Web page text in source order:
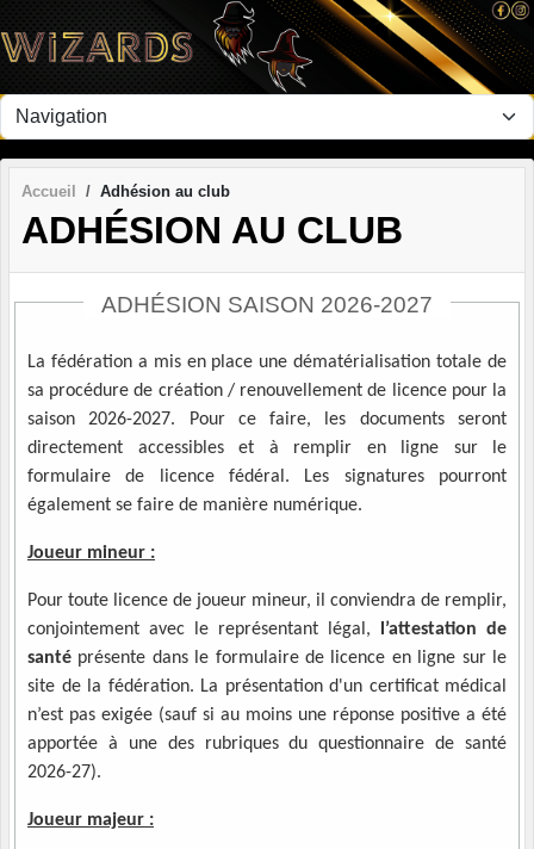
Accueil Adhésion au club
ADHÉSION AU CLUB
ADHÉSION SAISON 2026-2027
La fédération a mis en place une dématérialisation totale de
sa procédure de création / renouvellement de licence pour la
saison 2026-2027. Pour ce faire, les documents seront
directement accessibles et à remplir en ligne sur le
formulaire de licence fédéral. Les signatures pourront
également se faire de manière numérique.
Joueur mineur :
Pour toute licence de joueur mineur, il conviendra de remplir,
conjointement avec le représentant légal,
l’attestation de
santé présente dans le formulaire de licence en ligne sur le
site de la fédération. La présentation d'un certificat médical
n’est pas exigée (sauf si au moins une réponse positive a été
apportée à une des rubriques du questionnaire de santé
2026-27).
Joueur majeur :
Panneau de gestion des cookies